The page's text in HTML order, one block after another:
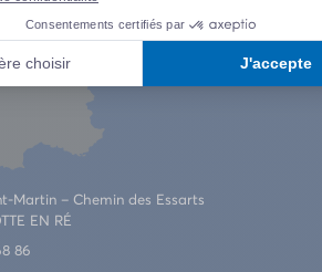
Martin – Chemin des Essarts
EN RÉ
86